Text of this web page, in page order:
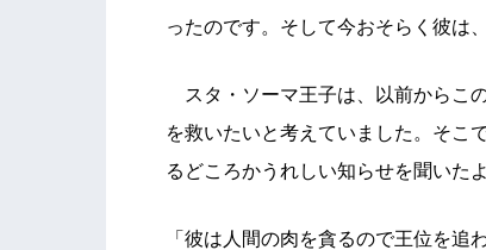
ったのです。そして今おそらく彼は
スタ・ソーマ王子は、以前からこ
を救いたいと考えていました。そこ
るどころかうれしい知らせを聞いた
「彼は人間の肉を貪るので王位を